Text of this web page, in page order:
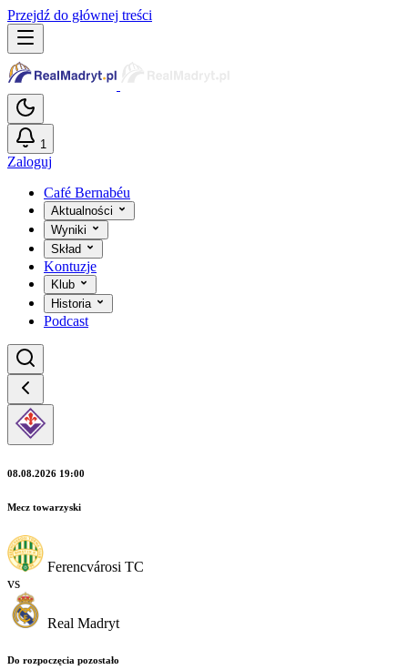
Przejdź do głównej treści
1
Zaloguj
Café Bernabéu
Aktualności
Wyniki
Skład
Kontuzje
Klub
Historia
Podcast
08.08.2026 19:00
Mecz towarzyski
Ferencvárosi TC
vs
Real Madryt
Do rozpoczęcia pozostało